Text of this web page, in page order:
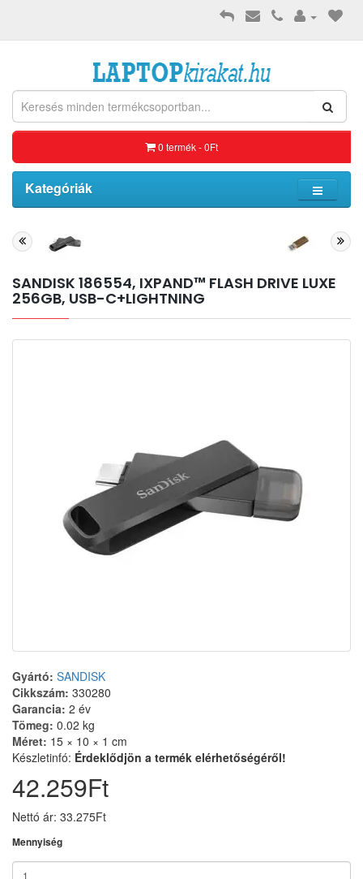
0 termék - 0Ft
Kategóriák
SANDISK 186554, IXPAND™ FLASH DRIVE LUXE
256GB, USB-C+LIGHTNING
Gyártó: SANDISK
Cikkszám: 330280
Garancia: 2 év
Tömeg: 0.02 kg
Méret: 15 × 10 × 1 cm
Készletinfó: Érdeklődjön a termék elérhetőségéről!
42.259Ft
Nettó ár: 33.275Ft
Mennyiség